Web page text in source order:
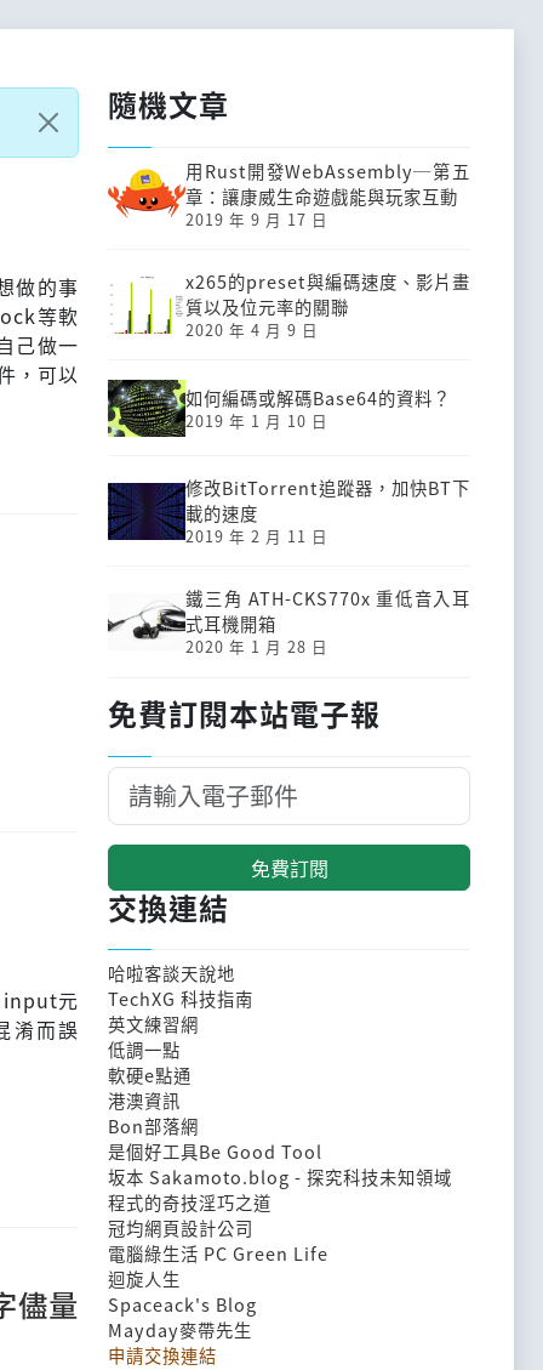
做的事
等軟
己做一
，可以
input元
淆而誤
儘量
隨機文章
用Rust開發Web­Assembly─第五
章：讓康威生命遊戲能與玩家互動
2019 年 9 月 17 日
x265的preset與編碼速度、影片畫
質以及位元率的關聯
2020 年 4 月 9 日
如何編碼或解碼Base64的資料？
2019 年 1 月 10 日
修改BitTorrent追蹤器，加快BT下
載的速度
2019 年 2 月 11 日
鐵三角 ATH-CKS770x 重低音入耳
式耳機開箱
2020 年 1 月 28 日
免費訂閱本站電子報
免費訂閱
交換連結
哈啦客談天說地
TechXG 科技指南
英文練習網
低調一點
軟硬e點通
港澳資訊
Bon部落網
是個好工具Be Good Tool
坂本 Sakamoto.blog - 探究科技未知領域
程式的奇技淫巧之道
冠均網頁設計公司
電腦綠生活 PC Green Life
迴旋人生
Spaceack's Blog
Mayday麥帶先生
申請交換連結